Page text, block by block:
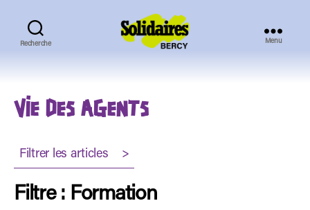
Recherche Menu
VIE DES AGENTS
Filtrer les articles >
Filtre : Formation